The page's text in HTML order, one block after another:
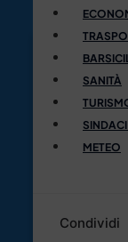
SANITÀ
METEO
Condividi